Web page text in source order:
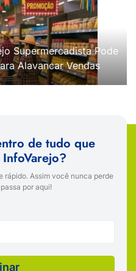
Supermercadista Pode
Alavancar Vendas
de tudo que
rápido. Assim você nunca perde
por aqui!